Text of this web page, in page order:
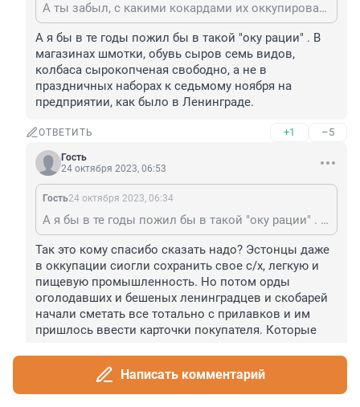
А ты забыл, с какими кокардами их оккупировали на полвека?
А я бы в те годы пожил бы в такой "оку рации" . В
магазинах шмотки, обувь сыров семь видов,
колбаса сырокопченая свободно, а не в
праздничных наборах к седьмому ноября на
предприятии, как было в Ленинграде.
ОТВЕТИТЬ +1 –5
Гость
24 октября 2023, 06:53
Гость24 октября 2023, 06:34
А я бы в те годы пожил бы в такой "оку рации" . В магазинах шмотки, обувь сыров семь видов, колбаса сырокопченая свободно, а не в праздничных наборах к седьмому ноября на предприятии, как было в Ленинграде.
Так это кому спасибо сказать надо? Эстонцы даже
в оккупации сиогли сохранить свое с/х, легкую и
пищевую промышленность. Но потом орды
оголодавших и бешеных ленинградцев и скобарей
начали сметать все тотально с прилавков и им
пришлось ввести карточки покупателя. Которые
ОТВЕТИТЬ +6 –4
Написать комментарий